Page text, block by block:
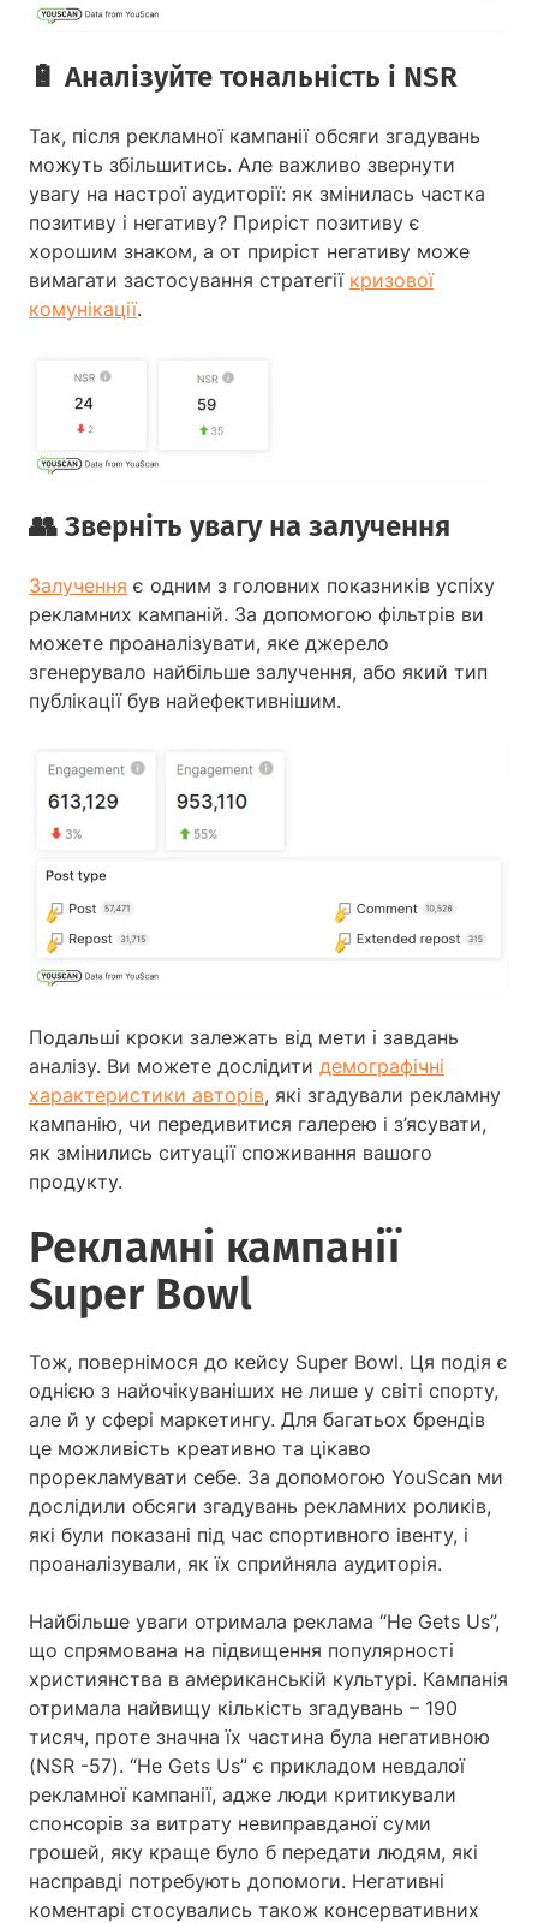
🔋 Аналізуйте тональність і NSR
Так, після рекламної кампанії обсяги згадувань
можуть збільшитись. Але важливо звернути
увагу на настрої аудиторії: як змінилась частка
позитиву і негативу? Приріст позитиву є
хорошим знаком, а от приріст негативу може
вимагати застосування стратегії кризової
комунікації.
👥️ Зверніть увагу на залучення
Залучення є одним з головних показників успіху
рекламних кампаній. За допомогою фільтрів ви
можете проаналізувати, яке джерело
згенерувало найбільше залучення, або який тип
публікації був найефективнішим.
Подальші кроки залежать від мети і завдань
аналізу. Ви можете дослідити демографічні
характеристики авторів, які згадували рекламну
кампанію, чи передивитися галерею і з’ясувати,
як змінились ситуації споживання вашого
продукту.
Рекламні кампанії
Super Bowl
Тож, повернімося до кейсу Super Bowl. Ця подія є
однією з найочікуваніших не лише у світі спорту,
але й у сфері маркетингу. Для багатьох брендів
це можливість креативно та цікаво
прорекламувати себе. За допомогою YouScan ми
дослідили обсяги згадувань рекламних роликів,
які були показані під час спортивного івенту, і
проаналізували, як їх сприйняла аудиторія.
Найбільше уваги отримала реклама “He Gets Us”,
що спрямована на підвищення популярності
християнства в американській культурі. Кампанія
отримала найвищу кількість згадувань – 190
тисяч, проте значна їх частина була негативною
(NSR -57). “He Gets Us” є прикладом невдалої
рекламної кампанії, адже люди критикували
спонсорів за витрату невиправданої суми
грошей, яку краще було б передати людям, які
насправді потребують допомоги. Негативні
коментарі стосувались також консервативних